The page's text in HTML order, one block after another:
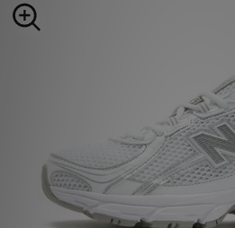
Herren
JD Exklusives